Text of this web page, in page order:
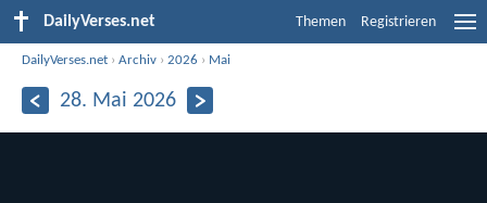
DailyVerses.net Themen Registrieren
DailyVerses.net ›Archiv ›2026 › Mai
28. Mai 2026